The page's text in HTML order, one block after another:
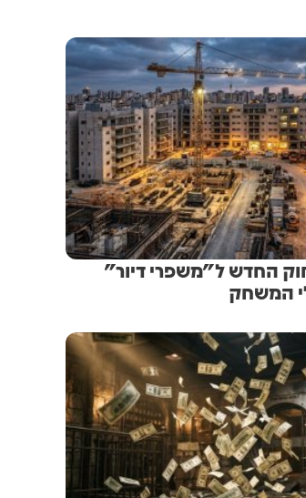
החדש ל"משפרי דיור"
המשחק